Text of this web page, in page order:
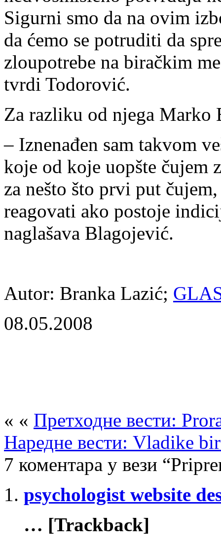
Sigurni smo da na ovim
da ćemo se potruditi da
zloupotrebe na biračkim
tvrdi Todorović.
Za razliku od njega Marko
– Iznenađen sam takvom
koje od koje uopšte čujem
za nešto što prvi put
reagovati ako postoje
naglašava Blagojević.
Autor: Branka Lazić;
08.05.2008
« « Претходне вести:
Наредне вести: Vladike
7 коментара у вези
psychologist website
… [Trackback]